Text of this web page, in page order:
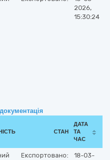
2026,
15:30:24
СТАН
ДАТА
ТА
ЧАС
Експортовано:
18-03-